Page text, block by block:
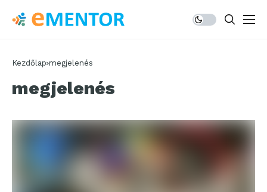
Kezdőlap megjelenés
megjelenés